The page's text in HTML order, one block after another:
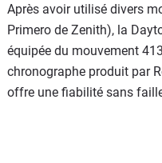
Après avoir utilisé divers
Primero de Zenith), la
équipée du mouvement
chronographe produit par
offre une fiabilité sans